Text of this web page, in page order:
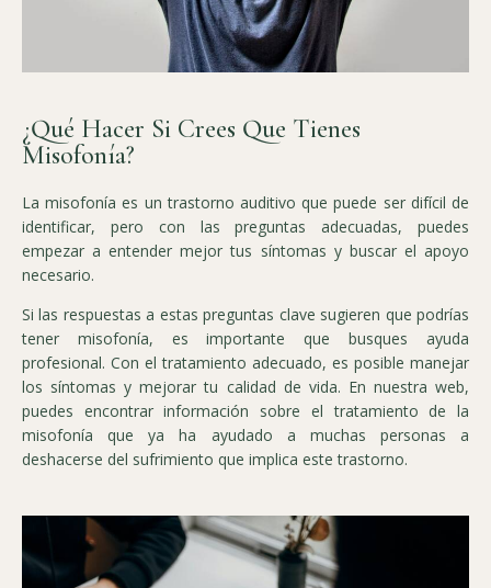
¿Qué Hacer Si Crees Que Tienes
Misofonía?
La misofonía es un trastorno auditivo que puede ser difícil de
identificar, pero con las preguntas adecuadas, puedes
empezar a entender mejor tus síntomas y buscar el apoyo
necesario.
Si las respuestas a estas preguntas clave sugieren que podrías
tener misofonía, es importante que busques ayuda
profesional. Con el tratamiento adecuado, es posible manejar
los síntomas y mejorar tu calidad de vida. En nuestra web,
puedes encontrar información sobre el tratamiento de la
misofonía que ya ha ayudado a muchas personas a
deshacerse del sufrimiento que implica este trastorno.